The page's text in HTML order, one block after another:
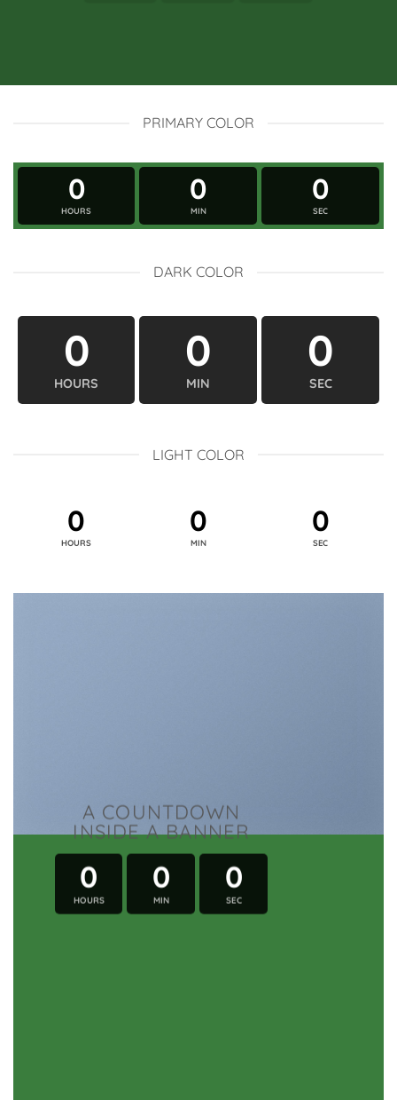
PRIMARY COLOR
0
HOURS
0
MIN
0
SEC
DARK COLOR
0
HOURS
0
MIN
0
SEC
LIGHT COLOR
0
HOURS
0
MIN
0
SEC
A COUNTDOWN
INSIDE A BANNER
0
HOURS
0
MIN
0
SEC